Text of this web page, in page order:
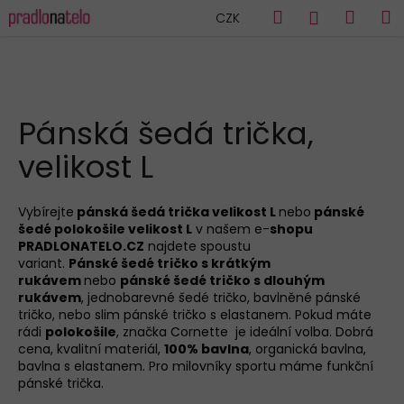
na
CZK Hledat
Pánská šedá trička,
velikost L
Vybírejte pánská šedá trička velikost L nebo pánské
šedé polokošile velikost L v našem e-shopu
PRADLONATELO.CZ najdete spoustu
variant. Pánské šedé tričko s krátkým
rukávem nebo pánské šedé tričko s dlouhým
rukávem, jednobarevné šedé tričko, bavlněné pánské
tričko, nebo slim pánské tričko s elastanem. Pokud máte
rádi polokošile, značka Cornette je ideální volba. Dobrá
cena, kvalitní materiál, 100% bavlna, organická bavlna,
bavlna s elastanem. Pro milovníky sportu máme funkční
pánské trička.
K
o
o
p
o
ř
e
b
u
j
e
t
e